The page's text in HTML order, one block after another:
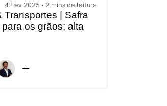
4 Fev 2025 • 2 mins de leitura
Transportes | Safra
os grãos; alta